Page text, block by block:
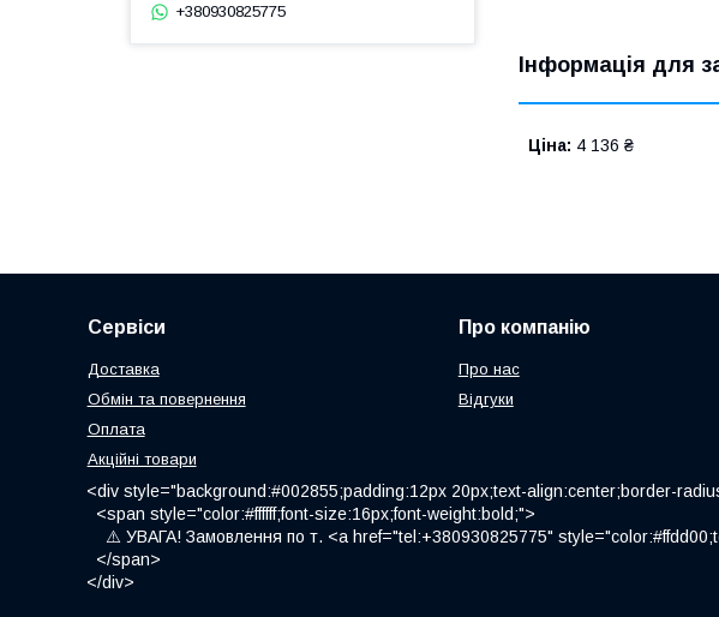
Інформація для
Ціна: 4 136 ₴
+380930825775
Сервіси
Доставка
Обмін та повернення
Оплата
Акційні товари
Про компанію
Про нас
Відгуки
<div style="background:#002855;padding:12px 20px;text-align:center;border-
<span style="color:#ffffff;font-size:16px;font-weight:bold;">
⚠️ УВАГА! Замовлення по т. <a href="tel:+380930825775"
</span>
</div>